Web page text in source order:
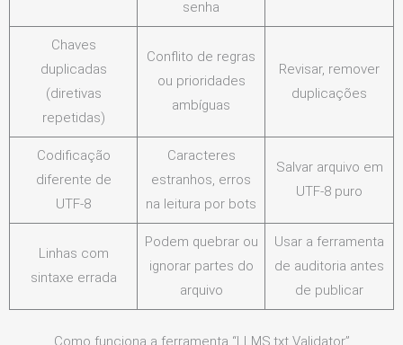
senha
Chaves
duplicadas
(diretivas
repetidas)
Conflito de regras
ou prioridades
ambíguas
Revisar, remover
duplicações
Codificação
diferente de
UTF‑8
Caracteres
estranhos, erros
na leitura por bots
Salvar arquivo em
UTF‑8 puro
Linhas com
sintaxe errada
Podem quebrar ou
ignorar partes do
arquivo
Usar a ferramenta
de auditoria antes
de publicar
Como funciona a ferramenta “LLMS.txt Validator”